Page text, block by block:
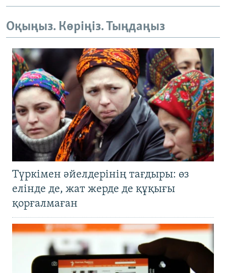
Оқыңыз. Көріңіз. Тыңдаңыз
Түркімен әйелдерінің тағдыры: өз
елінде де, жат жерде де құқығы
қорғалмаған